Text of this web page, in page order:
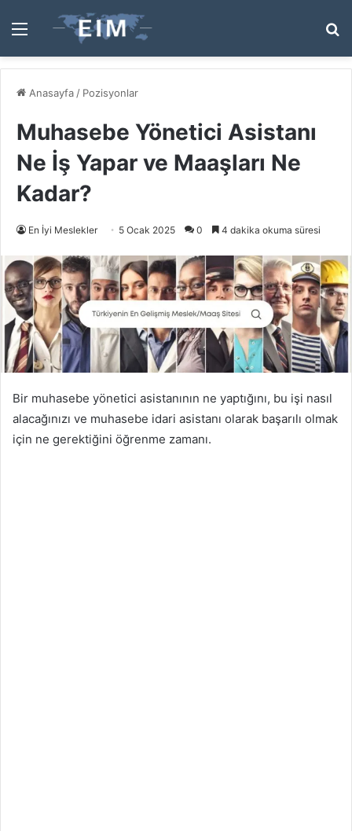
Menü
...
Anasayfa / Pozisyonlar
Muhasebe Yönetici Asistanı
Ne İş Yapar ve Maaşları Ne
Kadar?
En İyi Meslekler 5 Ocak 2025 0 4 dakika okuma süresi
Bir muhasebe yönetici asistanının ne yaptığını, bu işi nasıl
alacağınızı ve muhasebe idari asistanı olarak başarılı olmak
için ne gerektiğini öğrenme zamanı.